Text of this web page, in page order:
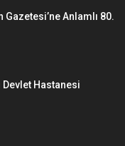
Gazetesi’ne Anlamlı 80.
Devlet Hastanesi